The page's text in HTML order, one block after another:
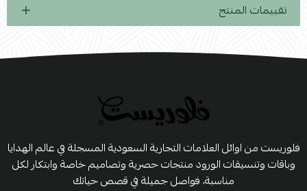
تقييمات المنتج
فلوريست من اوائل العلامات التجارية السعودية المسجلة في عالم الهدايا
وباقات وتنسيقات الورود منتجات حصرية وتصاميم خاصة وابتكار لكل
مناسبة، فواصل جميلة في قصص حياتك